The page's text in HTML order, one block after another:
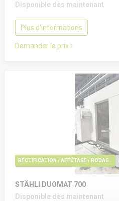
Disponible dès maintenant
Plus d'informations
Demander le prix
STÄHLI DUOMAT 700
Disponible dès maintenant